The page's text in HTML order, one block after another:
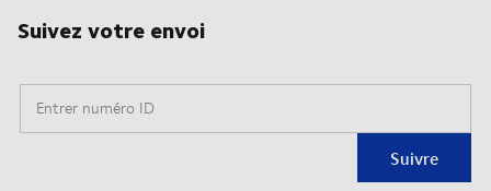
Suivez votre envoi
Entrer numéro ID
Suivre